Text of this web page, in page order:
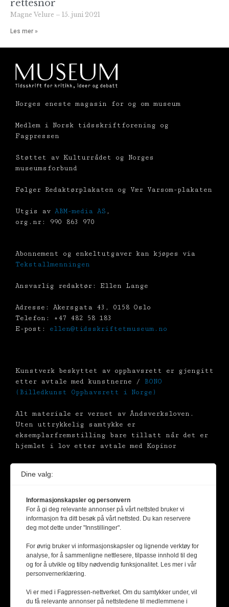
rettesnor
Magne Velure 15. juni 2021
Les mer »
Norges eneste magasin for og om museum
Medlem i Norsk tidsskriftforening og
Fagpressen
Støttet av Kulturrådet og Norges
museumsforbund
Følger Redaktørplakaten og Vær Varsom-plakaten
Utgis av ABM-media AS ,
org.nr: 990 863 970
Abonnement og enkeltutgaver kan kjøpes via
Tekstallmenningen
Ansvarlig redaktør: Ellen Lange
Adresse: Akersgata 43, 0158 Oslo
Telefon: +47 482 58 183
E-post: ellen@tidsskriftetmuseum.no
Kunstverk beskyttet av opphavsrett er gjengitt
etter avtale med kunstnerne / BONO
(Billedkunst Opphavsrett i Norge)
Alt materiale er vernet av Åndsverksloven.
Uten uttrykkelig samtykke er
eksemplarfremstilling bare tillatt når det er
hjemlet i lov etter avtale med Kopinor
Dine valg:
Informasjonskapsler og personvern
For å gi deg relevante annonser på vårt nettsted bruker vi
informasjon fra ditt besøk på vårt nettsted. Du kan reservere
deg mot dette under "Innstillinger".
For øvrig bruker vi informasjonskapsler og lignende verktøy for
analyse, for å sammenligne nettlesere, tilpasse innhold til deg
og for å utvikle og tilby nødvendig funksjonalitet. Les mer i vår
personvernerklæring.
Vi er med i Fagpressen-nettverket. Om du samtykker under, vil
du få relevante annonser på nettstedene til medlemmene i